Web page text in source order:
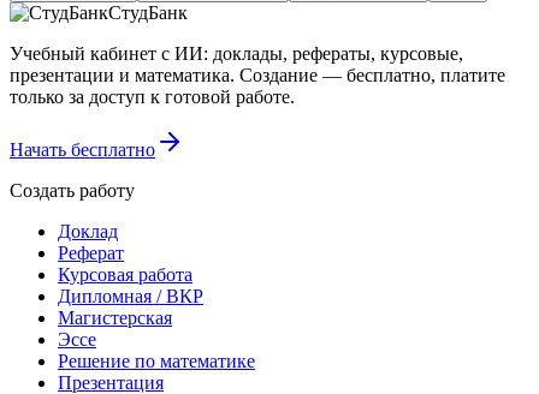
СтудБанк
Учебный кабинет с ИИ: доклады, рефераты, курсовые,
презентации и математика. Создание — бесплатно, платите
только за доступ к готовой работе.
Начать бесплатно
Создать работу
Доклад
Реферат
Курсовая работа
Дипломная / ВКР
Магистерская
Эссе
Решение по математике
Презентация